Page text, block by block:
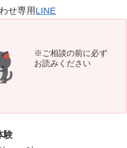
せ専用 LINE
※ご相談の前に必ず
お読みください
験